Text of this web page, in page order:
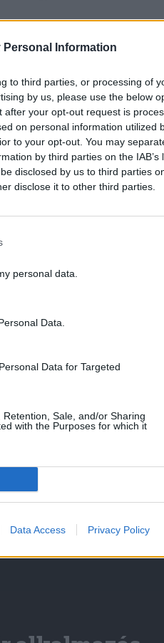
Personal Information
to third parties, or processing of
by us, please use the below
your opt-out request is
on personal information utilized
to your opt-out. You may
by third parties on the IAB’s
disclosed by us to third parties
disclose it to other third parties.
personal data.
Data.
Data for Targeted
Sale, and/or Sharing
with the Purposes for which it
Data Access Privacy Policy